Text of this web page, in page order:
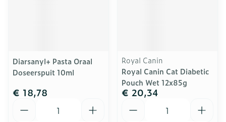
Diarsanyl+ Pasta Oraal
Doseerspuit 10ml
€ 18,78
Royal Canin
Royal Canin Cat Diabetic
Pouch Wet 12x85g
€ 20,34